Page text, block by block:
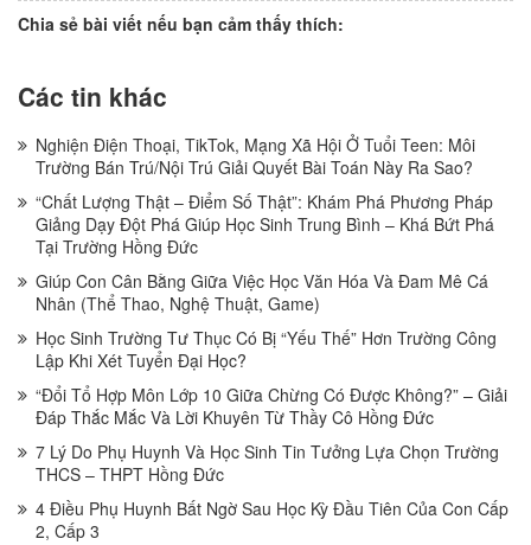
Chia sẻ bài viết nếu bạn cảm thấy thích:
Các tin khác
Nghiện Điện Thoại, TikTok, Mạng Xã Hội Ở Tuổi Teen: Môi
Trường Bán Trú/Nội Trú Giải Quyết Bài Toán Này Ra Sao?
“Chất Lượng Thật – Điểm Số Thật”: Khám Phá Phương Pháp
Giảng Dạy Đột Phá Giúp Học Sinh Trung Bình – Khá Bứt Phá
Tại Trường Hồng Đức
Giúp Con Cân Bằng Giữa Việc Học Văn Hóa Và Đam Mê Cá
Nhân (Thể Thao, Nghệ Thuật, Game)
Học Sinh Trường Tư Thục Có Bị “Yếu Thế” Hơn Trường Công
Lập Khi Xét Tuyển Đại Học?
“Đổi Tổ Hợp Môn Lớp 10 Giữa Chừng Có Được Không?” – Giải
Đáp Thắc Mắc Và Lời Khuyên Từ Thầy Cô Hồng Đức
7 Lý Do Phụ Huynh Và Học Sinh Tin Tưởng Lựa Chọn Trường
THCS – THPT Hồng Đức
4 Điều Phụ Huynh Bất Ngờ Sau Học Kỳ Đầu Tiên Của Con Cấp
2, Cấp 3